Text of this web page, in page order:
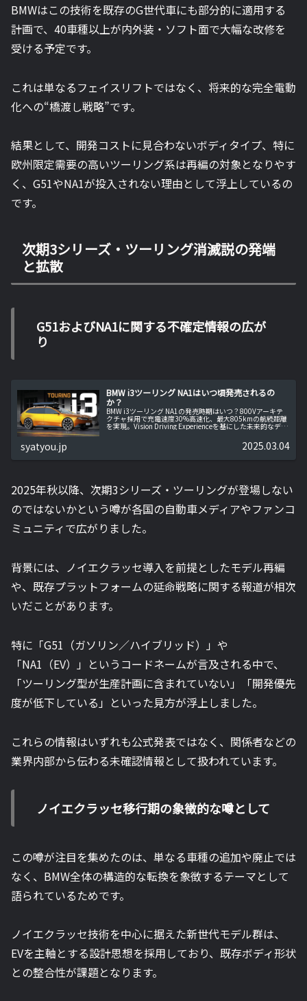
BMWはこの技術を既存のG世代車にも部分的に適用する
計画で、40車種以上が内外装・ソフト面で大幅な改修を
受ける予定です。
これは単なるフェイスリフトではなく、将来的な完全電動
化への“橋渡し戦略”です。
結果として、開発コストに見合わないボディタイプ、特に
欧州限定需要の高いツーリング系は再編の対象となりやす
く、G51やNA1が投入されない理由として浮上しているの
です。
次期3シリーズ・ツーリング消滅説の発端
と拡散
G51およびNA1に関する不確定情報の広が
り
BMW i3ツーリング NA1はいつ頃発売されるの
か？
BMW i3ツーリング NA1の発売時期はいつ？800Vアーキテ
クチャ採用で充電速度30%高速化、最大805kmの航続距離
を実現。Vision Driving Experienceを基にした未来的なデザ
syatyou.jp 2025.03.04
2025年秋以降、次期3シリーズ・ツーリングが登場しない
のではないかという噂が各国の自動車メディアやファンコ
ミュニティで広がりました。
背景には、ノイエクラッセ導入を前提としたモデル再編
や、既存プラットフォームの延命戦略に関する報道が相次
いだことがあります。
特に「G51（ガソリン／ハイブリッド）」や
「NA1（EV）」というコードネームが言及される中で、
「ツーリング型が生産計画に含まれていない」「開発優先
度が低下している」といった見方が浮上しました。
これらの情報はいずれも公式発表ではなく、関係者などの
業界内部から伝わる未確認情報として扱われています。
ノイエクラッセ移行期の象徴的な噂として
この噂が注目を集めたのは、単なる車種の追加や廃止では
なく、BMW全体の構造的な転換を象徴するテーマとして
語られているためです。
ノイエクラッセ技術を中心に据えた新世代モデル群は、
EVを主軸とする設計思想を採用しており、既存ボディ形状
との整合性が課題となります。